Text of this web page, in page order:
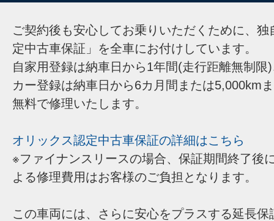
ご契約後も安心してお乗りいただくために、
定中古車保証」を全車にお付けしています。
自家用登録は納車日から1年間(走行距離無制限
カー登録は納車日から6カ月間または5,000km
無料で修理いたします。
オリックス認定中古車保証の詳細はこちら
※ファイナンスリースの場合、保証期間終了後
よる修理費用はお客様のご負担となります。
この車両には、さらに安心をプラスする延長